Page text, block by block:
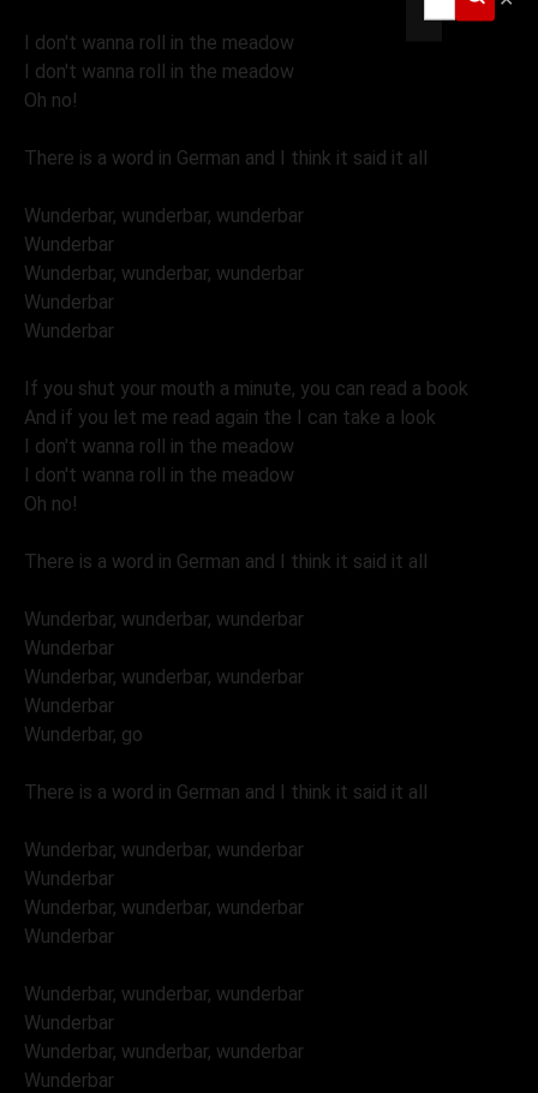
I don't wanna roll in the meadow
I don't wanna roll in the meadow
Oh no!
There is a word in German and I think it said it all
Wunderbar, wunderbar, wunderbar
Wunderbar
Wunderbar, wunderbar, wunderbar
Wunderbar
Wunderbar
If you shut your mouth a minute, you can read a book
And if you let me read again the I can take a look
I don't wanna roll in the meadow
I don't wanna roll in the meadow
Oh no!
There is a word in German and I think it said it all
Wunderbar, wunderbar, wunderbar
Wunderbar
Wunderbar, wunderbar, wunderbar
Wunderbar
Wunderbar, go
There is a word in German and I think it said it all
Wunderbar, wunderbar, wunderbar
Wunderbar
Wunderbar, wunderbar, wunderbar
Wunderbar
Wunderbar, wunderbar, wunderbar
Wunderbar
Wunderbar, wunderbar, wunderbar
Wunderbar